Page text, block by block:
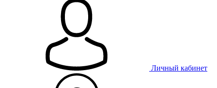
Личный кабинет